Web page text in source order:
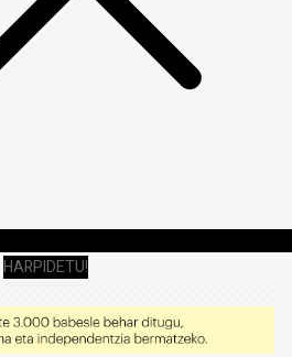
HARPIDETU!